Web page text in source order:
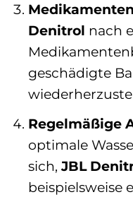
Denitrol nach
geschädigte
Regelmäßige
optimale
sich,JBL
beispielsweise